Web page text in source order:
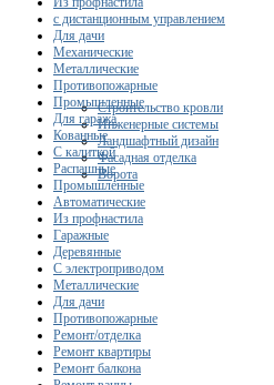
Строительство кровли
Инженерные системы
Ландшафтный дизайн
Фасадная отделка
Ворота
с дистанционным управлением
Для дачи
Механические
Металлические
Противопожарные
Промышленные
Для гаража
Кованные
С калиткой
Распашные
Промышленные
Автоматические
Из профнастила
Гаражные
Деревянные
С электроприводом
Металлические
Для дачи
Противопожарные
Ремонт/отделка
Ремонт квартиры
Ремонт балкона